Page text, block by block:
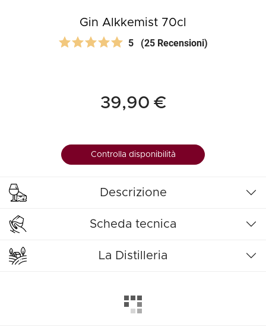
Gin Alkkemist 70cl
5 (25 Recensioni)
39,90 €
Controlla disponibilità
Descrizione
Scheda tecnica
La Distilleria